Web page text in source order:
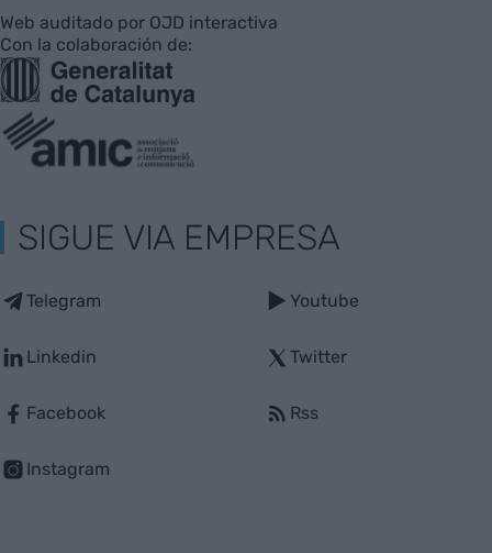
Web auditado por OJD interactiva
Con la colaboración de:
SIGUE VIA EMPRESA
Telegram
Linkedin
Facebook
Instagram
Youtube
Twitter
Rss